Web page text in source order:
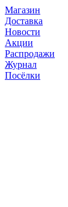
Магазин
Доставка
Новости
Акции
Распродажи
Журнал
Посёлки